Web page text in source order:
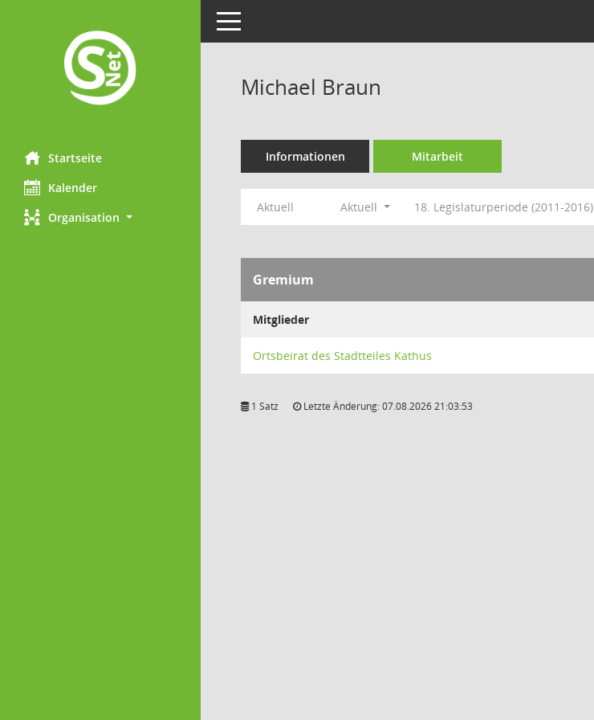
Startseite
Kalender
Organisation
Toggle navigation
Michael Braun
Informationen Mitarbeit
Aktuell Aktuell 18. Legislaturperiode (2011-2016)
Gremium
Mitglieder
Ortsbeirat des Stadtteiles Kathus
1 Satz Letzte Änderung: 07.08.2026 21:03:53